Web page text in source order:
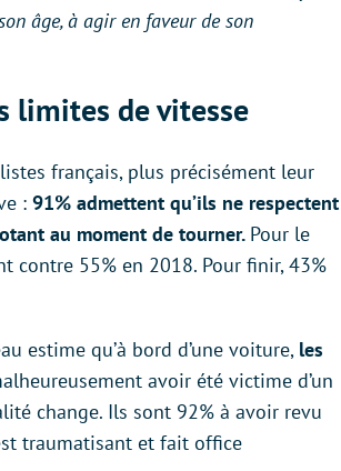
âge, à agir en faveur de son
limites de vitesse
français, plus précisément leur
: 91% admettent qu’ils ne respectent
au moment de tourner. Pour le
contre 55% en 2018. Pour finir, 43%
estime qu’à bord d’une voiture, les
avoir été victime d’un
change. Ils sont 92% à avoir revu
traumatisant et fait office